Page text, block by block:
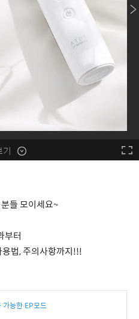
들 모이세요~
부터
법, 주의사항까지!!!
가능한 EP모드